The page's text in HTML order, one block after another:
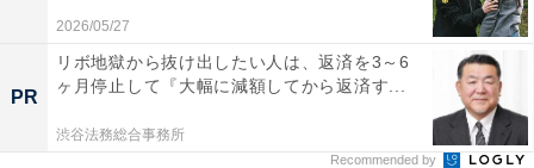
1位：京都市／142票
京都市は京都府の府庁所在地であり、日本の古都として
世界的に知られています。清水寺や金閣寺など、17の世
2026/05/27
PR
リボ地獄から抜け出したい人は、返済を3～6
ヶ月停止して『大幅に減額してから返済す...
渋谷法務総合事務所
Recommended by